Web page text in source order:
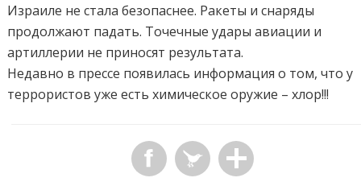
Израиле не стала безопаснее. Ракеты и снаряды
продолжают падать. Точечные удары авиации и
артиллерии не приносят результата.
Недавно в прессе появилась информация о том, что у
террористов уже есть химическое оружие – хлор!!!